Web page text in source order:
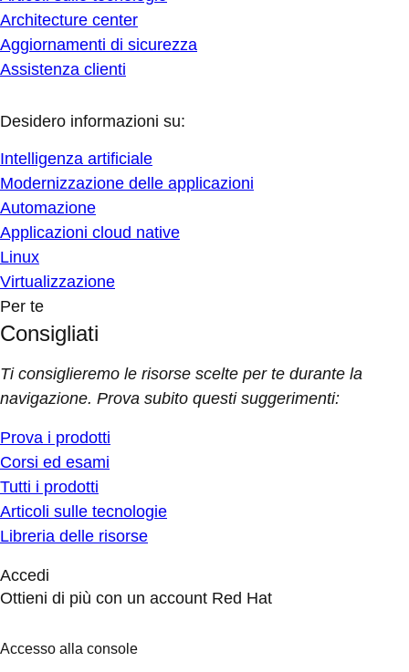
Architecture center
Aggiornamenti di sicurezza
Assistenza clienti
Desidero informazioni su:
Intelligenza artificiale
Modernizzazione delle applicazioni
Automazione
Applicazioni cloud native
Linux
Virtualizzazione
Per te
Consigliati
Ti consiglieremo le risorse scelte per te durante la
navigazione. Prova subito questi suggerimenti:
Prova i prodotti
Corsi ed esami
Tutti i prodotti
Articoli sulle tecnologie
Libreria delle risorse
Accedi
Ottieni di più con un account Red Hat
Accesso alla console